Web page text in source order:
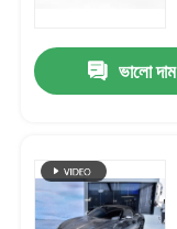
ভালো দাম